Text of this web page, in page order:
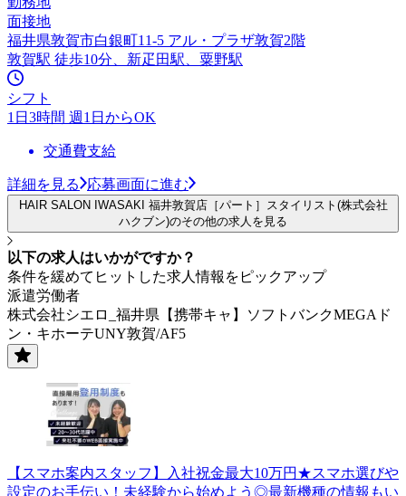
面接地
福井県敦賀市白銀町11-5 アル・プラザ敦賀2階
敦賀駅 徒歩10分、新疋田駅、粟野駅
シフト
1日3時間 週1日からOK
交通費支給
詳細を見る 応募画面に進む
HAIR SALON IWASAKI 福井敦賀店［パート］スタイリスト(株式会社
ハクブン)のその他の求人を見る
以下の求人はいかがですか？
条件を緩めてヒットした求人情報をピックアップ
派遣労働者
株式会社シエロ_福井県【携帯キャ】ソフトバンクMEGAド
ン・キホーテUNY敦賀/AF5
【スマホ案内スタッフ】入社祝金最大10万円★スマホ選びや
設定のお手伝い！未経験から始めよう◎最新機種の情報もい